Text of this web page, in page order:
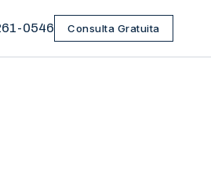
0546 Consulta Gratuita